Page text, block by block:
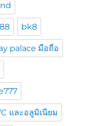
bk8
palace มือถือ
และอลูมิเนียม